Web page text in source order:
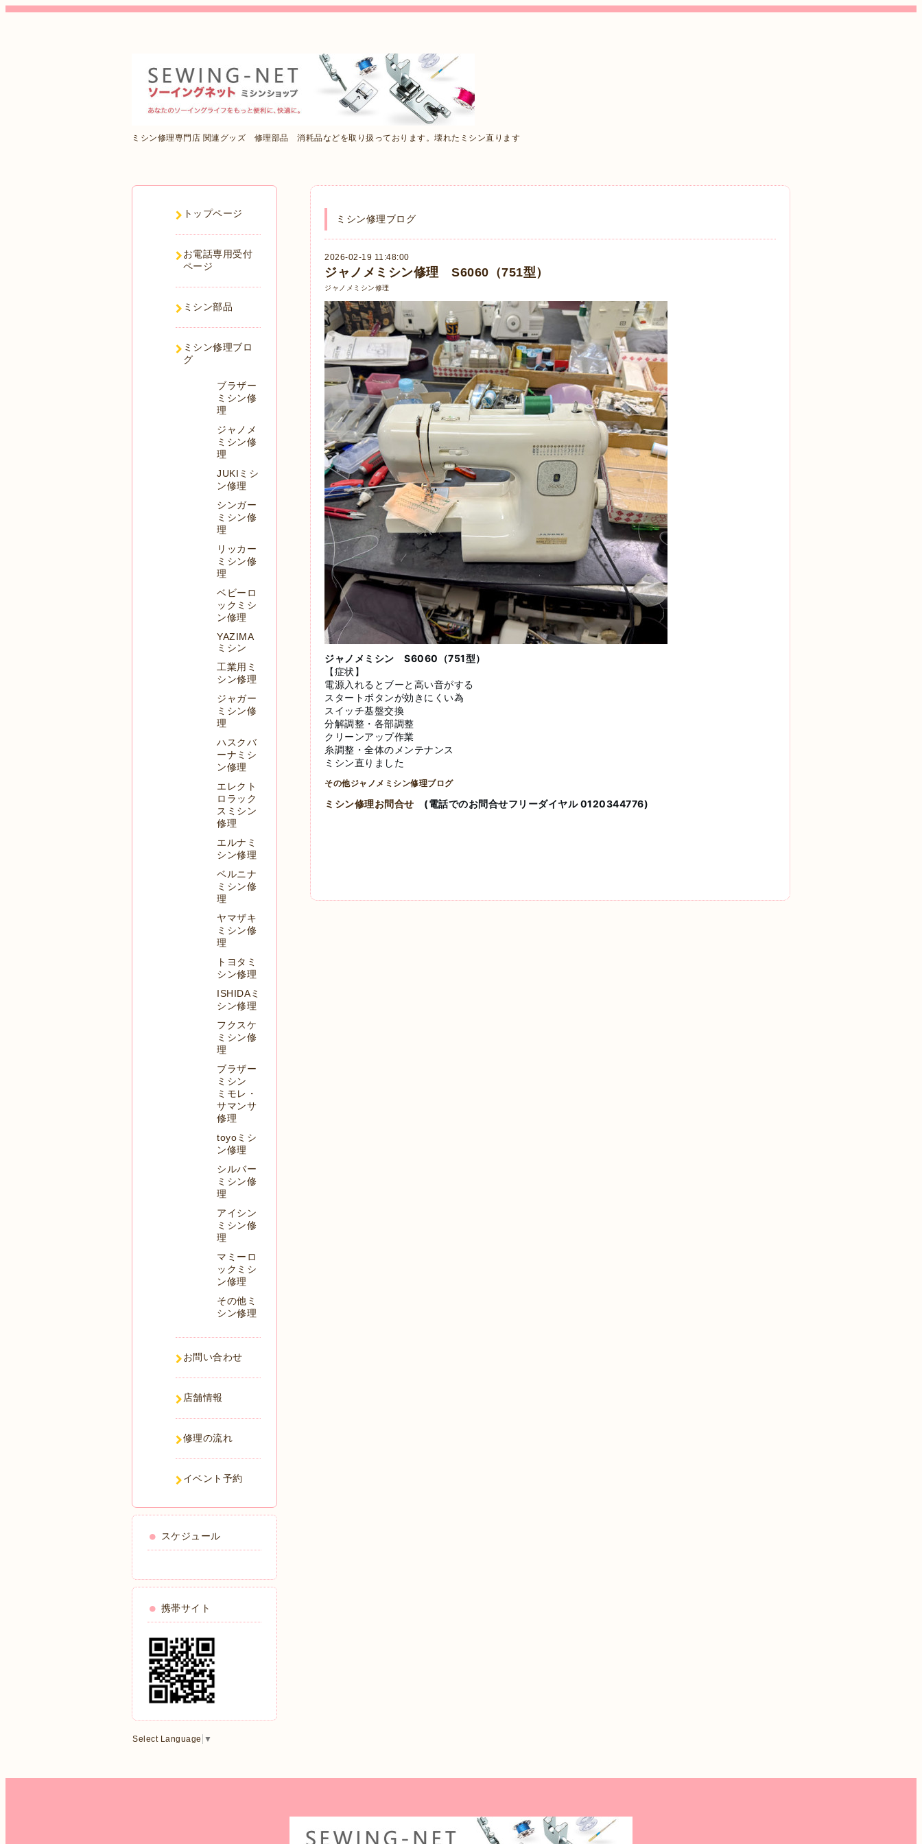
ミシン修理専門店 関連グッズ 修理部品 消耗品などを取り扱っております。壊れたミシン直ります
ミシン修理ブログ
2026-02-19 11:48:00
ジャノメミシン修理 S6060（751型）
ジャノメミシン修理
ジャノメミシン S6060（751型）
【症状】
電源入れるとブーと高い音がする
スタートボタンが効きにくい為
スイッチ基盤交換
分解調整・各部調整
クリーンアップ作業
糸調整・全体のメンテナンス
ミシン直りました
その他ジャノメミシン修理ブログ
ミシン修理お問合せ (電話でのお問合せフリーダイヤル 0120344776)
トップページ
お電話専用受付
ページ
ミシン部品
ミシン修理ブロ
グ
ブラザー
ミシン修
理
ジャノメ
ミシン修
理
JUKIミシ
ン修理
シンガー
ミシン修
理
リッカー
ミシン修
理
ベビーロ
ックミシ
ン修理
YAZIMA
ミシン
工業用ミ
シン修理
ジャガー
ミシン修
理
ハスクバ
ーナミシ
ン修理
エレクト
ロラック
スミシン
修理
エルナミ
シン修理
ベルニナ
ミシン修
理
ヤマザキ
ミシン修
理
トヨタミ
シン修理
ISHIDAミ
シン修理
フクスケ
ミシン修
理
ブラザー
ミシン
ミモレ・
サマンサ
修理
toyoミシ
ン修理
シルバー
ミシン修
理
アイシン
ミシン修
理
マミーロ
ックミシ
ン修理
その他ミ
シン修理
お問い合わせ
店舗情報
修理の流れ
イベント予約
スケジュール
携帯サイト
Select Language ▼